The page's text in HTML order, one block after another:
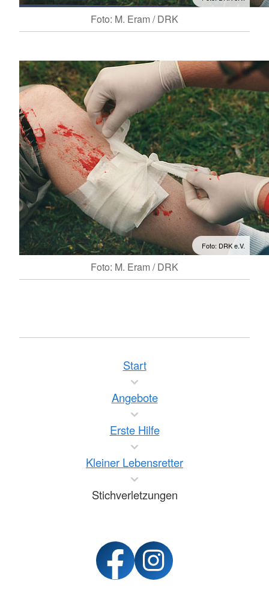
Foto: M. Eram / DRK
Foto: DRK e.V.
Foto: M. Eram / DRK
Start
Angebote
Erste Hilfe
Kleiner Lebensretter
Stichverletzungen